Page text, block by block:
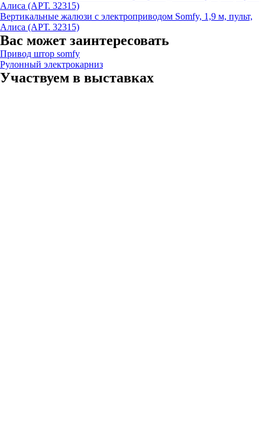
Вертикальные жалюзи с электроприводом Somfy, 1,9 м, пульт,
Алиса (АРТ. 32315)
Вас может заинтересовать
Привод штор somfy
Рулонный электрокарниз
Участвуем в выставках